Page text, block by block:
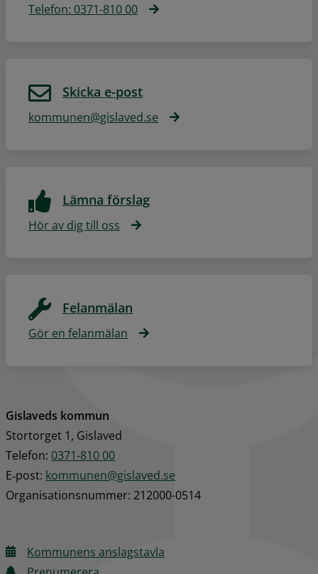
Telefon: 0371-810 00
Skicka e-post
kommunen@gislaved.se
Lämna förslag
Hör av dig till oss
Felanmälan
Gör en felanmälan
Gislaveds kommun
Stortorget 1, Gislaved
Telefon: 0371-810 00
E‑post: kommunen@gislaved.se
Organisationsnummer: 212000-0514
Kommunens anslagstavla